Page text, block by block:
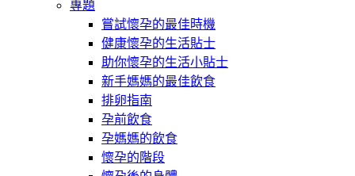
專題
嘗試懷孕的最佳時機
健康懷孕的生活貼士
助你懷孕的生活小貼士
新手媽媽的最佳飲食
排卵指南
孕前飲食
孕媽媽的飲食
懷孕的階段